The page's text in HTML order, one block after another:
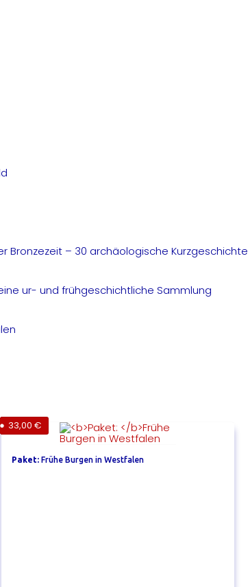
Bronzezeit – 30 archäologische
ur- und frühgeschichtliche Sammlung
Paket:Frühe Burgen in Westfalen
33,00€